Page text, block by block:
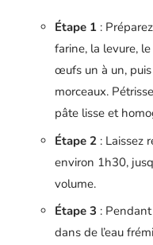
Étape 1 :
farine, la levure,
œufs un à un,
morceaux.
pâte lisse et
Étape 2 : Laissez
environ 1h30,
volume.
Étape 3 :
dans de l’eau